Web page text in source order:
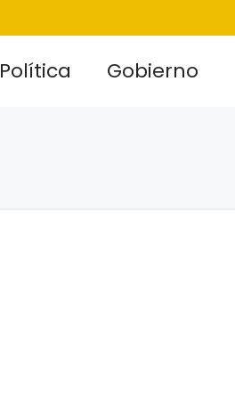
Política Gobierno